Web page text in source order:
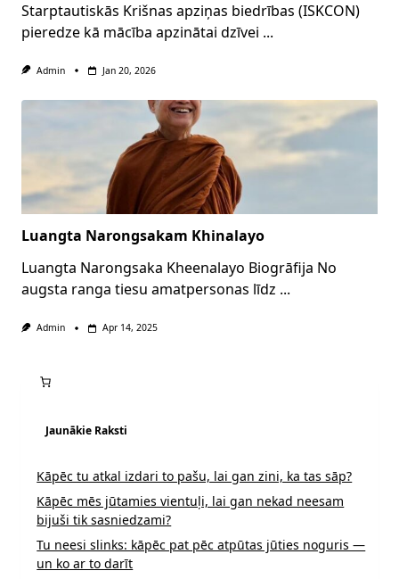
Starptautiskās Krišnas apziņas biedrības (ISKCON)
pieredze kā mācība apzinātai dzīvei ...
Admin Jan 20, 2026
Luangta Narongsakam Khinalayo
Luangta Narongsaka Kheenalayo Biogrāfija No
augsta ranga tiesu amatpersonas līdz ...
Admin Apr 14, 2025
Jaunākie Raksti
Kāpēc tu atkal izdari to pašu, lai gan zini, ka tas sāp?
Kāpēc mēs jūtamies vientuļi, lai gan nekad neesam
bijuši tik sasniedzami?
Tu neesi slinks: kāpēc pat pēc atpūtas jūties noguris —
un ko ar to darīt